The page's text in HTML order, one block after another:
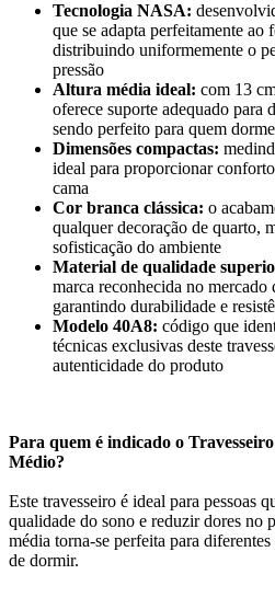
Tecnologia NASA:
que se adapta perfeitamente ao
distribuindo uniformemente o
pressão
Altura média ideal: com 13
oferece suporte adequado para
sendo perfeito para quem
Dimensões compactas:
ideal para proporcionar
cama
Cor branca clássica: o
qualquer decoração de quarto,
sofisticação do ambiente
Material de qualidade
marca reconhecida no mercado
garantindo durabilidade e
Modelo 40A8: código que
técnicas exclusivas deste
autenticidade do produto
Para quem é indicado o
Médio?
Este travesseiro é ideal para pessoas
qualidade do sono e reduzir dores no
média torna-se perfeita para
de dormir.